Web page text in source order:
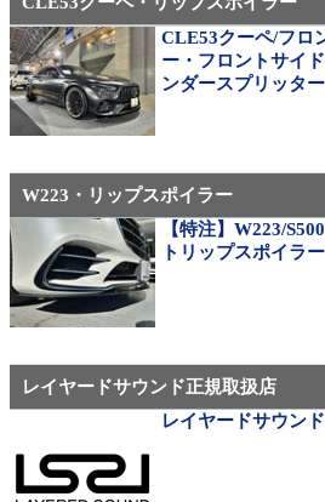
AMG（メルセデス
21インチ鍛造 TWS
310M Exe Monoblock
用サイズ（379）
ベンツ中古ホイル・タイヤ
CLE53クーペ/フロ
ー・フロントサイ
ンダースプリッター
W223・リップスポイラー
【特注】W223/
トリップスポイラ
レイヤードサウンド正規取扱店
レイヤードサウン